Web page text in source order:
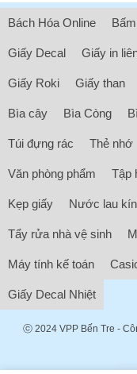
Bách Hóa Online
Giấy Decal Giấy in
Giấy Roki Giấy than
Bìa cây Bìa Còng
Túi đựng rác Thẻ nhớ
Văn phòng phẩm Tập
Kẹp giấy Nước lau
Tẩy rửa nhà vệ sinh
Máy tính kế toán
Giấy Decal Nhiệt
ⓒ 2024 VPP Bến Tre -